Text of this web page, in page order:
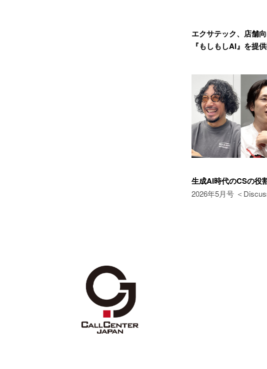
エクサテック、店舗
『もしもしAI』を提
生成AI時代のCSの役
2026年5月号 ＜